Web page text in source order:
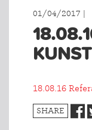
01/04/2017 |
18.08.16
SHARE